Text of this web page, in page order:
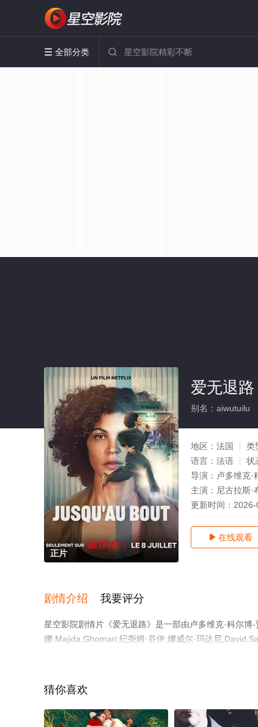
 全部分类 
正片
爱无退路
别名：aiwutuilu
地区： 法国 类
语言： 法语 状
导演： 卢多维克·
主演： 尼古拉斯
更新时间：
 在线观看
剧情介绍 我要评分
星空影院剧情片《爱无退路》是一部由卢多维克·科尔博
娜,Majida,Ghomari,纪尧姆·谷伊,娜威尔·玛达尼
版电影大全就上星空电影网，更多相关信息可移步至豆
猜你喜欢